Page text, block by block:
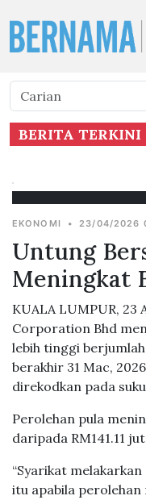
BERITA TERKINI
tumpuan
EKONOMI • 23/04/2026
Untung
Meningkat
KUALA LUMPUR,
Corporation Bhd
lebih tinggi
berakhir 31 Mac,
direkodkan pada
Perolehan pula
daripada RM141.11
“Syarikat
itu apabila perolehan